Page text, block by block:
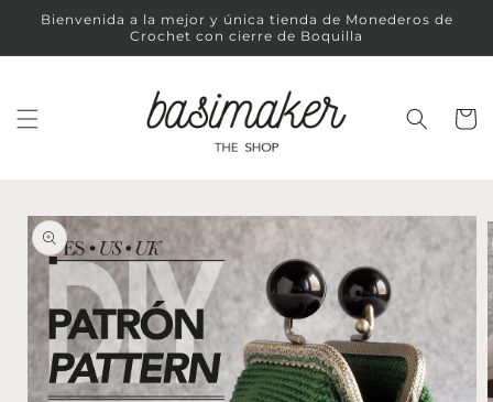
directamente
Bienvenida a la mejor y única tienda de Monederos de
Crochet con cierre de Boquilla
Carrito
directamente
a la
información
del producto